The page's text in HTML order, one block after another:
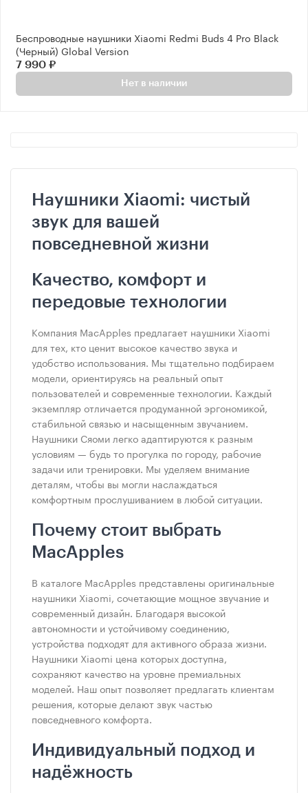
Беспроводные наушники Xiaomi Redmi Buds 4 Pro Black
(Черный) Global Version
7 990 ₽
Нет в наличии
Наушники Xiaomi: чистый
звук для вашей
повседневной жизни
Качество, комфорт и
передовые технологии
Компания MacApples предлагает наушники Xiaomi
для тех, кто ценит высокое качество звука и
удобство использования. Мы тщательно подбираем
модели, ориентируясь на реальный опыт
пользователей и современные технологии. Каждый
экземпляр отличается продуманной эргономикой,
стабильной связью и насыщенным звучанием.
Наушники Сяоми легко адаптируются к разным
условиям — будь то прогулка по городу, рабочие
задачи или тренировки. Мы уделяем внимание
деталям, чтобы вы могли наслаждаться
комфортным прослушиванием в любой ситуации.
Почему стоит выбрать
MacApples
В каталоге MacApples представлены оригинальные
наушники Xiaomi, сочетающие мощное звучание и
современный дизайн. Благодаря высокой
автономности и устойчивому соединению,
устройства подходят для активного образа жизни.
Наушники Xiaomi цена которых доступна,
сохраняют качество на уровне премиальных
моделей. Наш опыт позволяет предлагать клиентам
решения, которые делают звук частью
повседневного комфорта.
Индивидуальный подход и
надёжность